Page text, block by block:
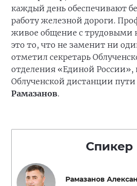
каждый день обеспечивают
работу железной дороги.
живое общение с трудовыми
это то, что не заменит ни
отметил секретарь
отделения «Единой России»,
Облученской дистанции пути
Рамазанов.
Спикер
Рамазанов